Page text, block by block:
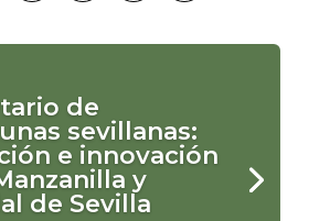
de
sevillanas:
e innovación
y
de Sevilla